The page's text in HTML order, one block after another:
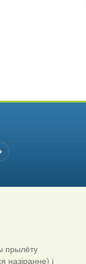
прылёту
назіранне) і